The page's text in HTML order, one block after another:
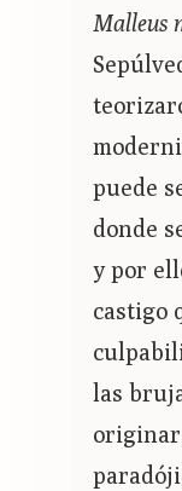
Malleus
puede
donde
y por
castigo
las